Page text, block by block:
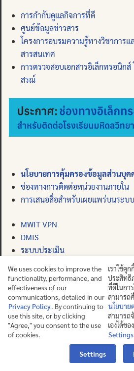
การกำกับดูแลกิจการที่ดี
ศูนย์ข้อมูลข่าวสาร
โครงการอบรมความรู้ทางวิชาการแ
สารสนเทศ
การตรวจสอบเอกสารอิเล็กทรอนิก
สรณ์
นโยบายการคุ้มครองข้อมูลส่วนบุค
ช่องทางการติดต่อหน่วยงานภายใน
การเสนอสื่อสำหรับเผยแพร่บนระบบ
MWIT VPN
DMIS
ระบบประเมิน
ช่องทางการแจ้งเรื่องร้องเรียน
We uses cookies to improve the
functionality, performance, and
effectiveness of our
communications, detailed in our
Privacy Policy. By continuing to
use this site, or by clicking
"Agree," you consent to the use
of cookies.
เราใช้คุ
ประสิทธิ
ที่ดีในกา
สามารถ
นโยบาย
สามารถ
เองได้ข
Settings
Settings
Contact us